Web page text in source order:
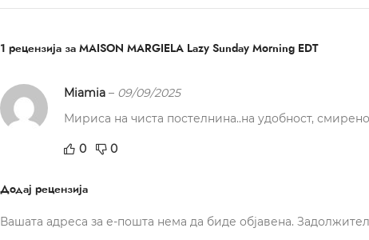
1 рецензија за MAISON MARGIELA Lazy Sunday Morning EDT
Miamia – 09/09/2025
Мириса на чиста постелнина..на удобност,
0 0
Додај рецензија
Вашата адреса за е-пошта нема да биде објавена.